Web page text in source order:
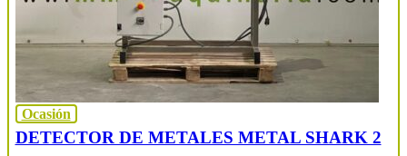
Ocasión
DETECTOR DE METALES METAL SHARK 2